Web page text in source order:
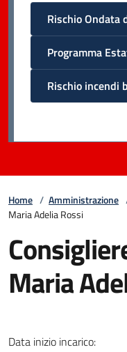
Rischio Ondata
Programma
Rischio incendi
Home / Amministrazione
Maria Adelia Rossi
Maria
Data inizio incarico: